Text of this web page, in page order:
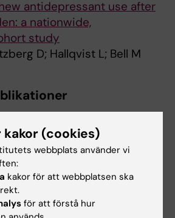
RW; Ichinose F;
P; Berra L
antidepressant use after
a nationwide,
study
D; Hallqvist L; Bell M
PERIOPERATIVE MEDICINE.
stroke on 1-year
at home alive after major
cohort study (Vol 13,
kakor (cookies)
webbplats använder vi
kakor för att webbplatsen ska
för att förstå hur